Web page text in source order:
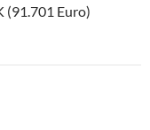
(91.701 Euro)